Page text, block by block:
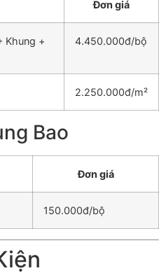
Đơn giá
Khung +
4.450.000đ/bộ
2.250.000đ/m²
Bao
Đơn giá
150.000đ/bộ